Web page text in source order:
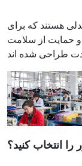
هستند که برای
حمایت از سلامت
انتخاب کنید؟